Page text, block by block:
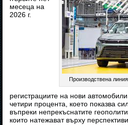
Производствена
месеца на
2026 г.
регистрациите на нови
четири процента, което показва
въпреки непрекъснатите
които натежават върху